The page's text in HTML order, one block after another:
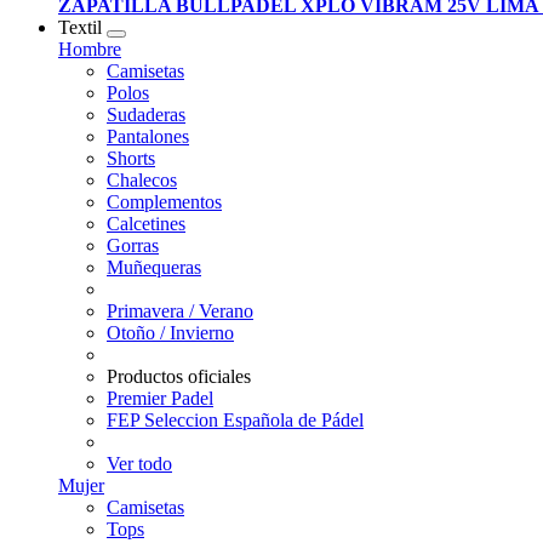
ZAPATILLA BULLPADEL XPLO VIBRAM 25V LIMA
Textil
Hombre
Camisetas
Polos
Sudaderas
Pantalones
Shorts
Chalecos
Complementos
Calcetines
Gorras
Muñequeras
Primavera / Verano
Otoño / Invierno
Productos oficiales
Premier Padel
FEP Seleccion Española de Pádel
Ver todo
Mujer
Camisetas
Tops